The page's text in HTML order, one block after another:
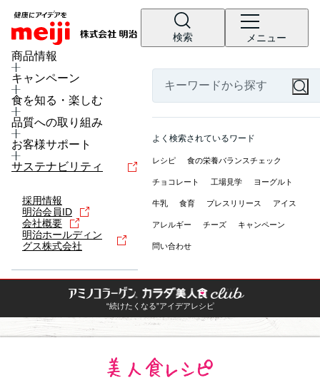
検索 メニュー
商品情報
キャンペーン
食を知る・楽しむ
品質への取り組み
お客様サポート
サステナビリティ
採用情報
明治会員ID
会社概要
明治ホールディン
グス株式会社
よく検索されているワード
レシピ 食の栄養バランスチェック
チョコレート 工場見学 ヨーグルト
牛乳 食育 プレスリリース アイス
アレルギー チーズ キャンペーン
問い合わせ
“続けたくなる”アイデアレシピ